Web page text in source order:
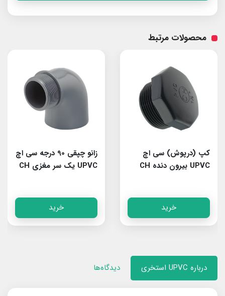
محصولات مرتبط
کپ (درپوش) سی اچ
UPVC بیرون دنده CH
خرید
زانو چپقی 90 درجه سی اچ
UPVC یک سر مغزی CH
خرید
درباره UPVC استخری دیدگاه‌ها